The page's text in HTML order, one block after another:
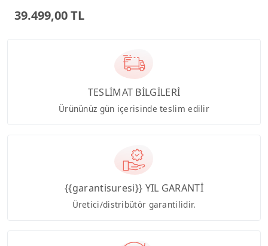
39.499,00 TL
TESLİMAT BİLGİLERİ
Ürününüz gün içerisinde teslim edilir
{{garantisuresi}} YIL GARANTİ
Üretici/distribütör garantilidir.